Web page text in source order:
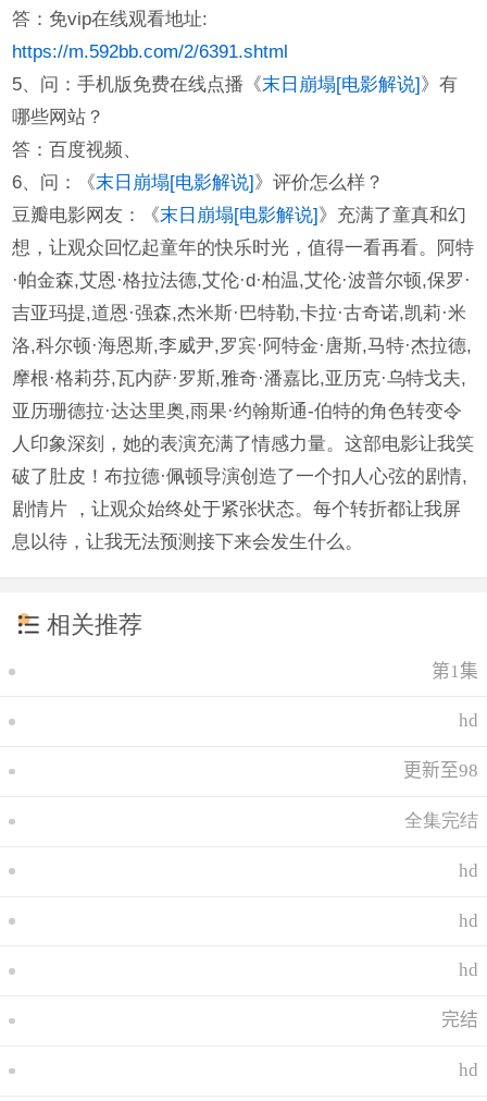
答：免vip在线观看地址:
https://m.592bb.com/2/6391.shtml
5、问：手机版免费在线点播《末日崩塌[电影解说] 》有
哪些网站？
答：百度视频、
6、问：《末日崩塌[电影解说] 》评价怎么样？
豆瓣电影网友：《末日崩塌[电影解说] 》充满了童真和幻
想，让观众回忆起童年的快乐时光，值得一看再看。阿特
·帕金森,艾恩·格拉法德,艾伦·d·柏温,艾伦·波普尔顿,保罗·
吉亚玛提,道恩·强森,杰米斯·巴特勒,卡拉·古奇诺,凯莉·米
洛,科尔顿·海恩斯,李威尹,罗宾·阿特金·唐斯,马特·杰拉德,
摩根·格莉芬,瓦内萨·罗斯,雅奇·潘嘉比,亚历克·乌特戈夫,
亚历珊德拉·达达里奥,雨果·约翰斯通-伯特的角色转变令
人印象深刻，她的表演充满了情感力量。这部电影让我笑
破了肚皮！布拉德·佩顿导演创造了一个扣人心弦的剧情,
剧情片 ，让观众始终处于紧张状态。每个转折都让我屏
息以待，让我无法预测接下来会发生什么。
相关推荐
第1集
hd
更新至98
全集完结
hd
hd
hd
完结
hd